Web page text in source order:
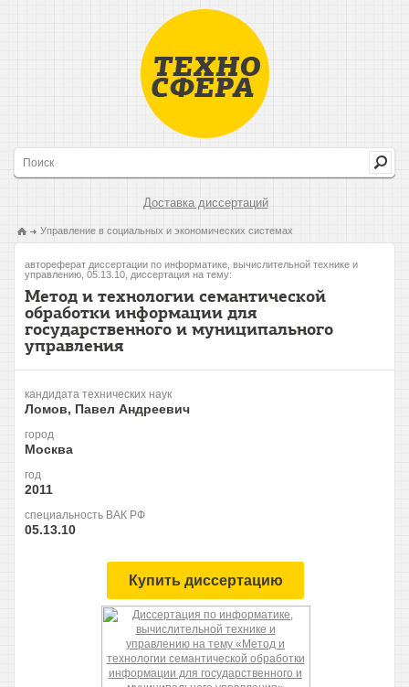
Доставка диссертаций
Управление в социальных и экономических системах
автореферат диссертации по информатике, вычислительной технике и
управлению, 05.13.10, диссертация на тему:
Метод и технологии семантической
обработки информации для
государственного и муниципального
управления
кандидата технических наук
Ломов, Павел Андреевич
город
Москва
год
2011
специальность ВАК РФ
05.13.10
Купить диссертацию